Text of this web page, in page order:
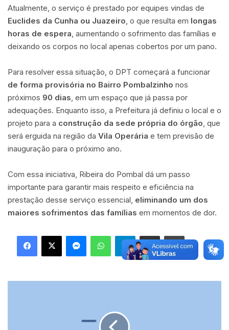
Atualmente, o serviço é prestado por equipes vindas de
Euclides da Cunha ou Juazeiro, o que resulta em longas
horas de espera, aumentando o sofrimento das famílias e
deixando os corpos no local apenas cobertos por um pano.
Para resolver essa situação, o DPT começará a funcionar
de forma provisória no Bairro Pombalzinho nos
próximos 90 dias, em um espaço que já passa por
adequações. Enquanto isso, a Prefeitura já definiu o local e o
projeto para a construção da sede própria do órgão, que
será erguida na região da Vila Operária e tem previsão de
inauguração para o próximo ano.
Com essa iniciativa, Ribeira do Pombal dá um passo
importante para garantir mais respeito e eficiência na
prestação desse serviço essencial, eliminando um dos
maiores sofrimentos das famílias em momentos de dor.
Facebook
X MessengerWhatsAppTelegram
Compartilhar via e-mail Imprimir